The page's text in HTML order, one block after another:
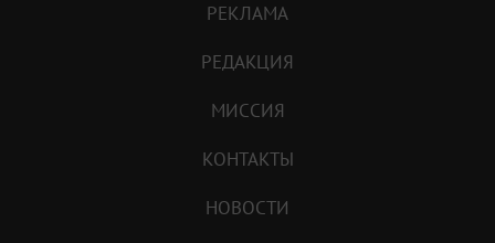
РЕКЛАМА
РЕДАКЦИЯ
МИССИЯ
КОНТАКТЫ
НОВОСТИ